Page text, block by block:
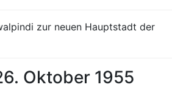
zur neuen Hauptstadt der
Oktober 1955